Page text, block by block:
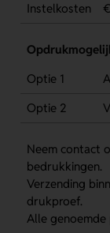
Instelkosten
Optie 1
Optie 2
Neem contact
bedrukkingen.
Verzending
drukproef.
Alle genoemde